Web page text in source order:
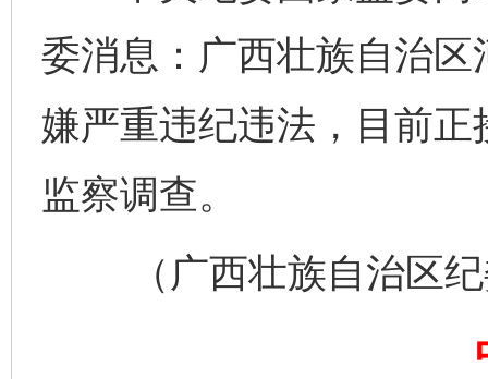
委消息：广西壮族自治
嫌严重违纪违法，目前
监察调查。
（广西壮族自治区纪